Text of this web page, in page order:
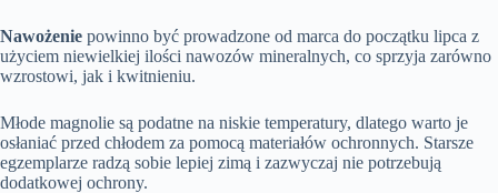
Nawożenie powinno być prowadzone od marca do początku lipca z
użyciem niewielkiej ilości nawozów mineralnych, co sprzyja zarówno
wzrostowi, jak i kwitnieniu.
Młode magnolie są podatne na niskie temperatury, dlatego warto je
osłaniać przed chłodem za pomocą materiałów ochronnych. Starsze
egzemplarze radzą sobie lepiej zimą i zazwyczaj nie potrzebują
dodatkowej ochrony.